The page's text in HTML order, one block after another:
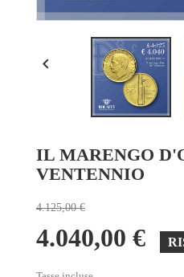

IL MARENGO
VENTENNIO
4.125,00 €
4.040,00 €